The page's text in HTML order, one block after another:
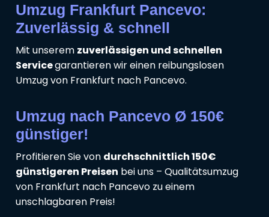
Umzug Frankfurt Pancevo:
Zuverlässig & schnell
Mit unserem zuverlässigen und schnellen
Servicegarantieren wir einen reibungslosen
Umzug von Frankfurt nach Pancevo.
Umzug nach Pancevo Ø 150€
günstiger!
Profitieren Sie von durchschnittlich 150€
günstigeren Preisen bei uns – Qualitätsumzug
von Frankfurt nach Pancevo zu einem
unschlagbaren Preis!